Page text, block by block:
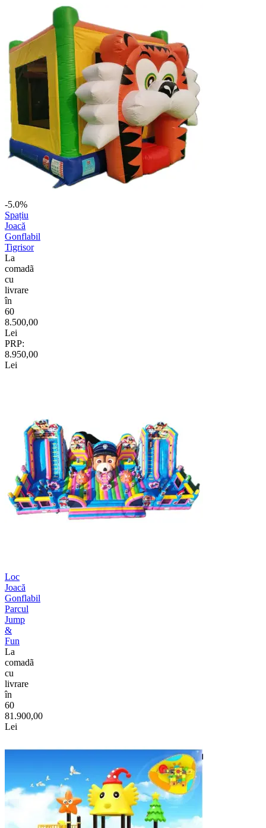
-5.0%
Spațiu
Joacă
Gonflabil
Tigrisor
La
comadã
cu
livrare
în
60
8.500,00
Lei
PRP:
8.950,00
Lei
Loc
Joacă
Gonflabil
Parcul
Jump
&
Fun
La
comadã
cu
livrare
în
60
81.900,00
Lei